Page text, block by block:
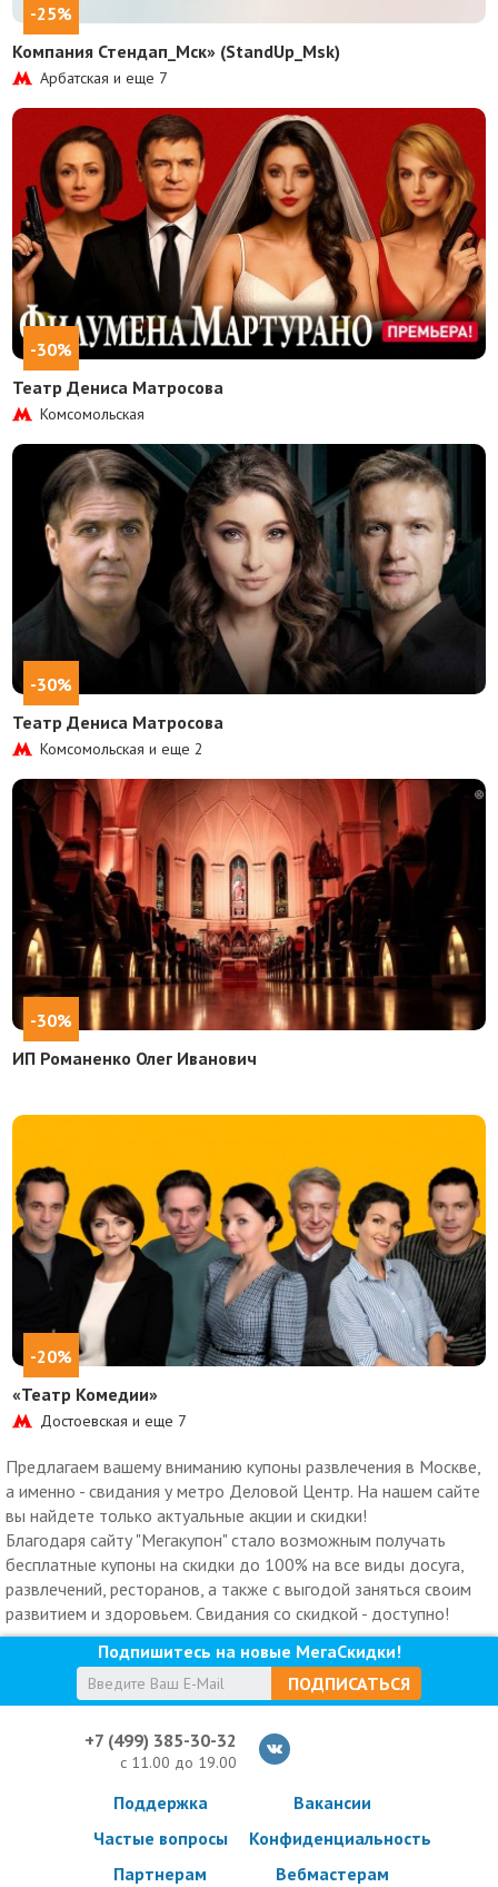
-25%
Компания Стендап_Мск» (StandUp_Msk)
Арбатская и еще 7
-30%
Театр Дениса Матросова
Комсомольская
-30%
Театр Дениса Матросова
Комсомольская и еще2
-30%
ИП Романенко Олег Иванович
-20%
«Театр Комедии»
Достоевская и еще 7
Предлагаем вашему вниманию купоны развлечения в Москве,
а именно - свидания у метро Деловой Центр. На нашем сайте
вы найдете только актуальные акции и скидки!
Благодаря сайту "Мегакупон" стало возможным получать
бесплатные купоны на скидки до 100% на все виды досуга,
развлечений, ресторанов, а также с выгодой заняться своим
развитием и здоровьем. Свидания со скидкой - доступно!
Подпишитесь на новые МегаСкидки!
ПОДПИСАТЬСЯ
+7 (499) 385-30-32
с 11.00 до 19.00
Поддержка
Частые вопросы
Партнерам
Вакансии
Конфиденциальность
Вебмастерам